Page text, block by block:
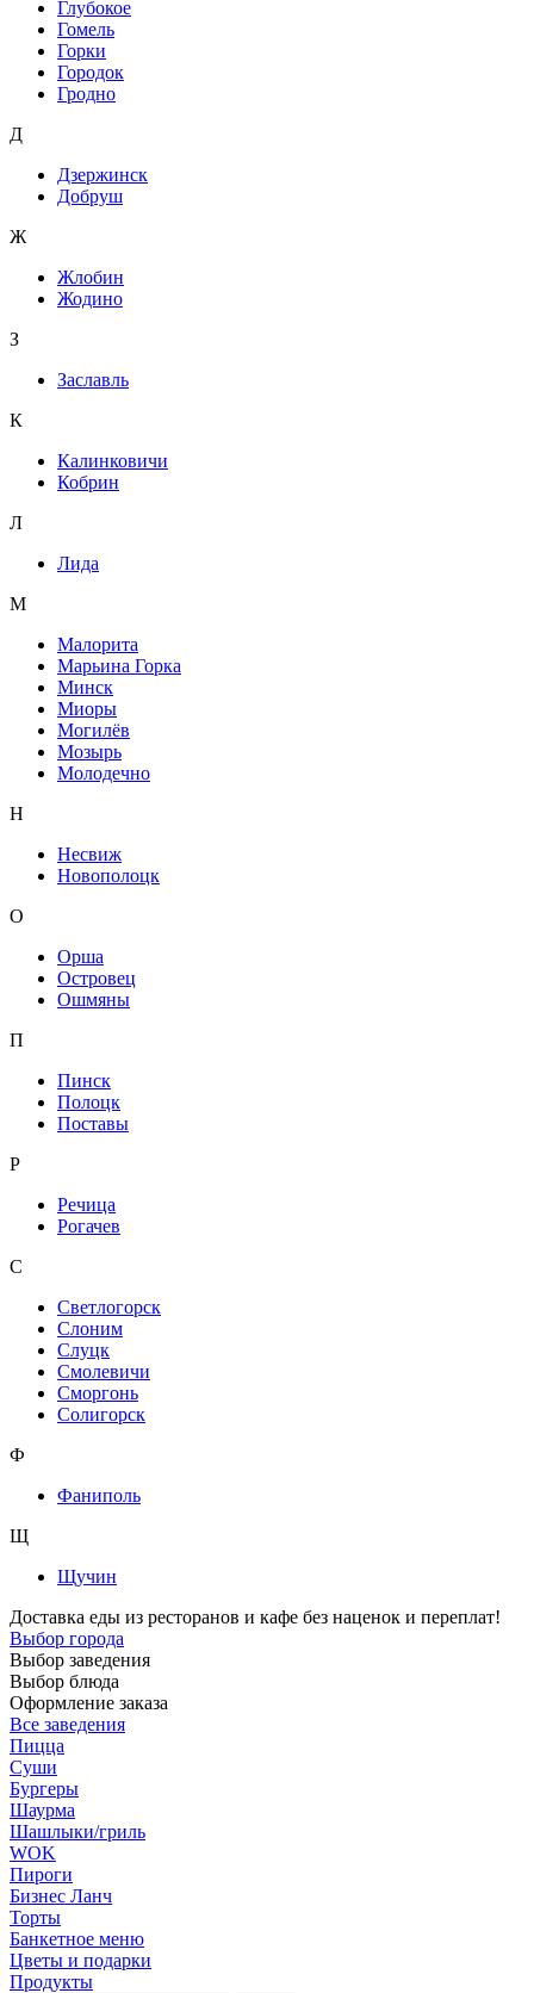
Глубокое
Гомель
Горки
Городок
Гродно
Д
Дзержинск
Добруш
Ж
Жлобин
Жодино
З
Заславль
К
Калинковичи
Кобрин
Л
Лида
М
Малорита
Марьина Горка
Минск
Миоры
Могилёв
Мозырь
Молодечно
Н
Несвиж
Новополоцк
О
Орша
Островец
Ошмяны
П
Пинск
Полоцк
Поставы
Р
Речица
Рогачев
С
Светлогорск
Слоним
Слуцк
Смолевичи
Сморгонь
Солигорск
Ф
Фаниполь
Щ
Щучин
Доставка еды из ресторанов и кафе без наценок и переплат!
Выбор города
Выбор заведения
Выбор блюда
Оформление заказа
Все заведения
Пицца
Суши
Бургеры
Шаурма
Шашлыки/гриль
WOK
Пироги
Бизнес Ланч
Торты
Банкетное меню
Цветы и подарки
Продукты